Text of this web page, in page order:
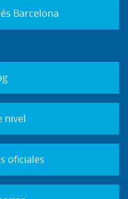
Barcelona
nivel
oficiales